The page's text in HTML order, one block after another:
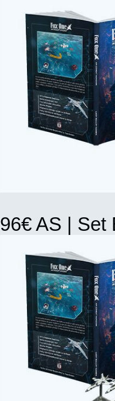
96€ AS | Set